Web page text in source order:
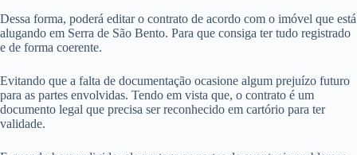
Dessa forma, poderá editar o contrato de acordo com o imóvel que está
alugando em Serra de São Bento. Para que consiga ter tudo registrado
e de forma coerente.
Evitando que a falta de documentação ocasione algum prejuízo futuro
para as partes envolvidas. Tendo em vista que, o contrato é um
documento legal que precisa ser reconhecido em cartório para ter
validade.